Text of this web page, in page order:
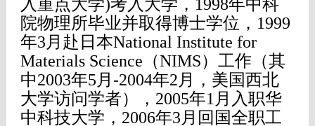
入重点大学)考入大学，1998年中科
院物理所毕业并取得博士学位，1999
年3月赴日本National Institute for
Materials Science（NIMS）工作（其
中2003年5月-2004年2月，美国西北
大学访问学者），2005年1月入职华
中科技大学，2006年3月回国全职工